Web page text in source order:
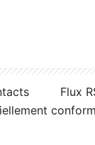
Flux